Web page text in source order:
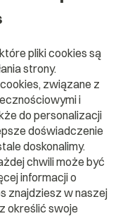
klientów.
pliki cookies są
strony.
związane z
i
do personalizacji
doświadczenie
doskonalimy.
chwili może być
informacji o
znajdziesz w naszej
określić swoje